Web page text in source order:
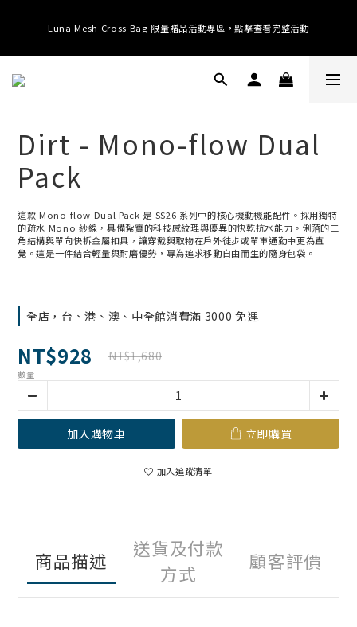
球)
Luna Mesh Cross Bag 限量贈品活動專區，點擊查看完整活動
Dirt - Mono-flow Dual
Pack
這款 Mono-flow Dual Pack 是 SS26 系列中的核心機動機能配件。採用獨特
的疏水 Mono 紗線，具備紮實的科技感紋理與優異的快乾抗水能力。俐落的三
角結構與單向快拆金屬扣具，讓穿戴與取物在戶外徒步或單車通勤中更為直
覺。這是一件結合輕量與耐磨優勢，專為追求移動自由而生的隨身包袋。
全店，台、港、澳、中全館消費滿 3000 免運
NT$928 NT$1,680
數量
加入購物車 立即購買
加入追蹤清單
商品描述
送貨及付款
方式
顧客評價